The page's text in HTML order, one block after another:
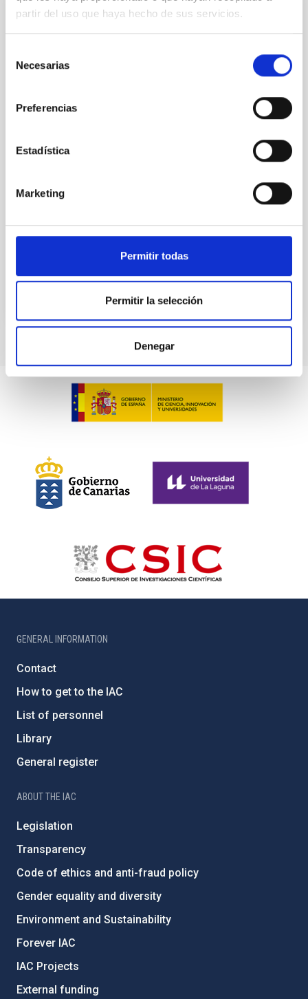
partir del uso que haya hecho de sus servicios.
Necesarias
Preferencias
Estadística
Marketing
Permitir todas
Permitir la selección
Denegar
MOONS@VLT
spectrometer for the Nasmyth focus of UT1 that is
being built by a consortium led by the UK-ATC. The
covers a total field of 25 arc minutes in diameter with
a high transmission. There are two spectral resolving
Dr.
7 Sep 2023 - 10:30 Europe/London
TALK VIDEO
GENERAL INFORMATION
Contact
How to get to the IAC
List of personnel
Library
General register
ABOUT THE IAC
Legislation
Transparency
Code of ethics and anti-fraud policy
Gender equality and diversity
Environment and Sustainability
Forever IAC
IAC Projects
External funding